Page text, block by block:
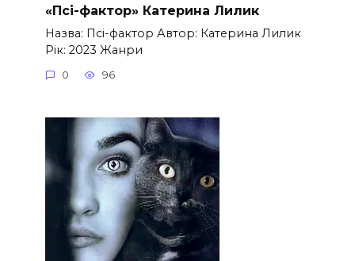
«Псі-фактор» Катерина Лилик
Назва: Псі-фактор Автор: Катерина Лилик
Рік: 2023 Жанри
0 96